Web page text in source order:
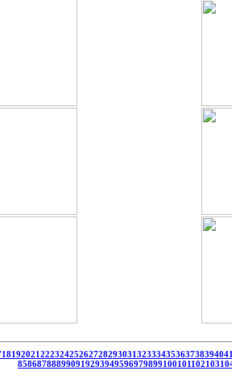
1819202122232425262728293031323334353637383940
858687888990919293949596979899100101102103